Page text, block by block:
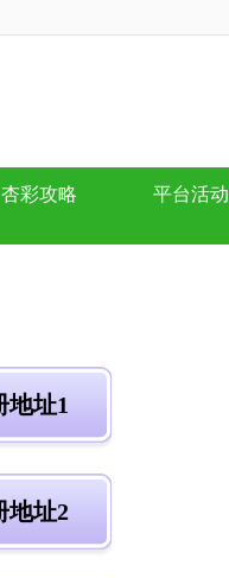
杏彩攻略 平台活动